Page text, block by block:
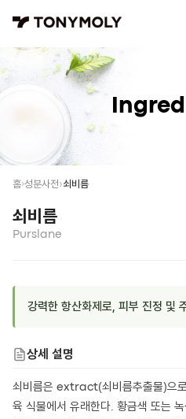
홈 성분사전 쇠비름
쇠비름
Purslane
강력한 항산화제로, 피부 진정 및
상세 설명
쇠비름은 extract(쇠비름추출물)으
육 식물에서 유래한다. 황금색 또는